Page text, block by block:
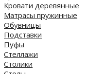
Кровати деревянные
Матрасы пружинные
Обувницы
Подставки
Пуфы
Стеллажи
Столики